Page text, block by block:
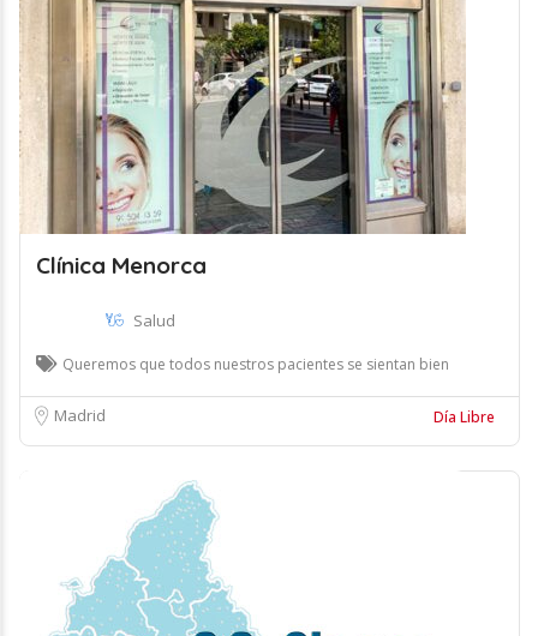
Clínica Menorca
Salud
Queremos que todos nuestros pacientes se sientan bien
Madrid Día Libre